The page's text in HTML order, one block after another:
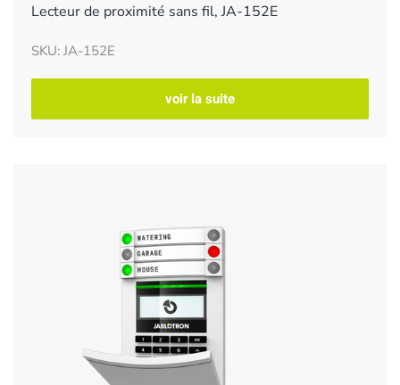
Lecteur de proximité sans fil, JA-152E
SKU: JA-152E
voir la suite